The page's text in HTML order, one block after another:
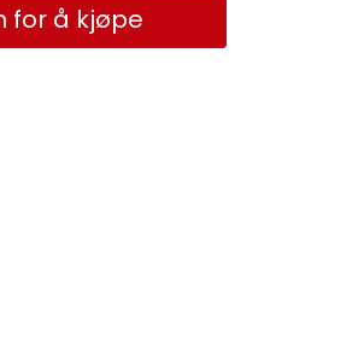
for å kjøpe